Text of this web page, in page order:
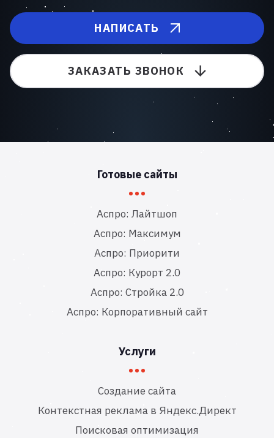
НАПИСАТЬ
ЗАКАЗАТЬ ЗВОНОК
Готовые сайты
Аспро: Лайтшоп
Аспро: Максимум
Аспро: Приорити
Аспро: Курорт 2.0
Аспро: Стройка 2.0
Аспро: Корпоративный сайт
Услуги
Создание сайта
Контекстная реклама в Яндекс.Директ
Поисковая оптимизация